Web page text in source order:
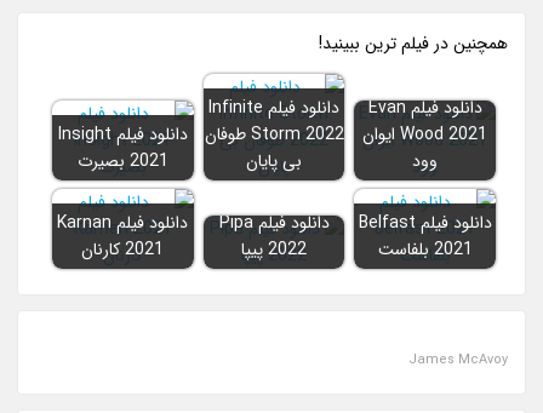
همچنين در فيلم ترين ببينيد!
دانلود فیلم Evan
Wood 2021 ایوان
وود
دانلود فیلم Infinite
Storm 2022 طوفان
بی پایان
دانلود فیلم Insight
2021 بصیرت
دانلود فیلم Belfast
2021 بلفاست
دانلود فیلم Pipa
2022 پیپا
دانلود فیلم Karnan
2021 کارنان
James McAvoy